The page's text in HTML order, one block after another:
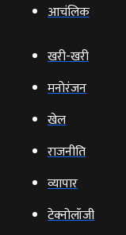
आचंलिक
खरी-खरी
मनोरंजन
खेल
राजनीति
व्‍यापार
टेक्‍नोलॉजी